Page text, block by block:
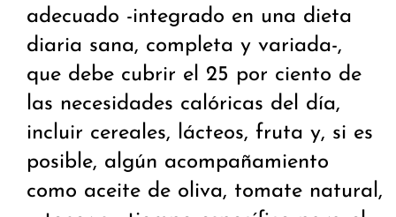
adecuado -integrado en una dieta
diaria sana, completa y variada-,
que debe cubrir el 25 por ciento de
las necesidades calóricas del día,
incluir cereales, lácteos, fruta y, si es
posible, algún acompañamiento
como aceite de oliva, tomate natural,